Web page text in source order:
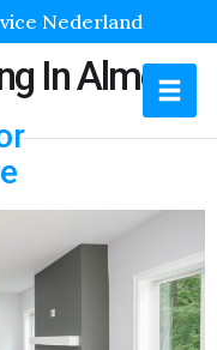
Nederland
In Almere